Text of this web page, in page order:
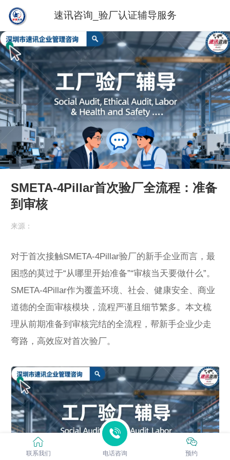
速讯咨询_验厂认证辅导服务
SMETA-4Pillar首次验厂全流程：准备
到审核
来源：
对于首次接触SMETA-4Pillar验厂的新手企业而言，最
困惑的莫过于“从哪里开始准备”“审核当天要做什么”。
SMETA-4Pillar作为覆盖环境、社会、健康安全、商业
道德的全面审核模块，流程严谨且细节繁多。本文梳
理从前期准备到审核完结的全流程，帮新手企业少走
弯路，高效应对首次验厂。
联系我们 电话咨询 预约